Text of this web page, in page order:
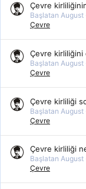
Çevre
Başlatan August
Çevre
Çevre
Başlatan August
Çevre
Çevre kirliliği
Başlatan August
Çevre
Çevre kirliliği
Başlatan August
Çevre